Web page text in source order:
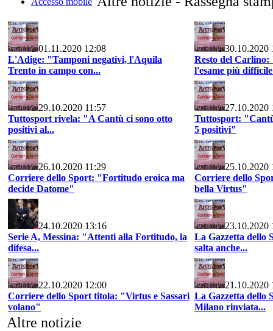
01.11.2020 12:08
L'Adige: "Tamponi negativi, l'Aquila
Trento in campo con...
30.10.2020
Resto del
l'esame più
29.10.2020 11:57
Tuttosport rivela: "A Cantù ci sono otto
positivi al...
27.10.2020
Tuttosport:
5 positivi"
26.10.2020 11:29
Corriere dello Sport: "Fortitudo eroica ma
decide Datome"
25.10.2020
Corriere dello
bella Virtus"
24.10.2020 13:16
Serie A, Messina: "Attenti alla Fortitudo, la
difesa...
23.10.2020
La Gazzetta
salta anche...
22.10.2020 12:00
Corriere dello Sport titola: "Virtus e Sassari
volano"
21.10.2020
La Gazzetta dello
Milano rinviata...
Altre notizie